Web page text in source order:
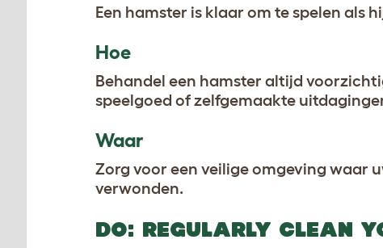
Een hamster is klaar om te spelen als
Hoe
Behandel een hamster altijd
speelgoed of zelfgemaakte
Waar
Zorg voor een veilige omgeving waar
verwonden.
DO: REGULARLY CLEAN